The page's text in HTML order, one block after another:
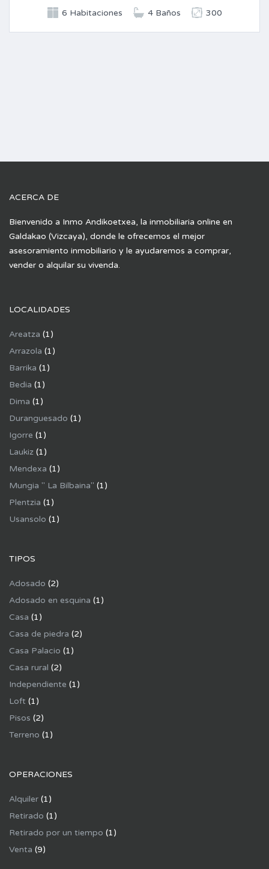
6 Habitaciones 4 Baños 300
ACERCA DE
Bienvenido a Inmo Andikoetxea, la inmobiliaria online en
Galdakao (Vizcaya), donde le ofrecemos el mejor
asesoramiento inmobiliario y le ayudaremos a comprar,
vender o alquilar su vivenda.
LOCALIDADES
Areatza (1)
Arrazola (1)
Barrika (1)
Bedia (1)
Dima (1)
Duranguesado (1)
Igorre (1)
Laukiz (1)
Mendexa (1)
Mungia " La Bilbaina" (1)
Plentzia (1)
Usansolo (1)
TIPOS
Adosado (2)
Adosado en esquina (1)
Casa (1)
Casa de piedra (2)
Casa Palacio (1)
Casa rural (2)
Independiente (1)
Loft (1)
Pisos (2)
Terreno (1)
OPERACIONES
Alquiler (1)
Retirado (1)
Retirado por un tiempo (1)
Venta (9)